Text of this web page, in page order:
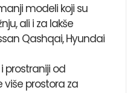
modeli koji su
ali i za lakše
Qashqai, Hyundai
prostraniji od
više prostora za